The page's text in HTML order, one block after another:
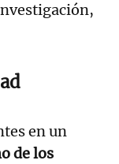
en un
de los